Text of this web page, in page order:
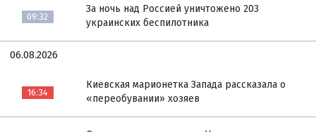
09:32
За ночь над Россией уничтожено 203
украинских беспилотника
06.08.2026
16:34
Киевская марионетка Запада рассказала о
«переобувании» хозяев